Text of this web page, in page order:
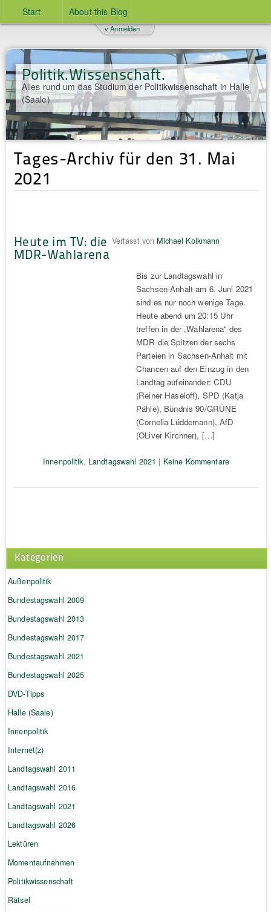
Start About this Blog
Politik.Wissenschaft.
Alles rund um das Studium der Politikwissenschaft in Halle
(Saale)
v Anmelden
Tages-Archiv für den 31. Mai
2021
Heute im TV: die
MDR-Wahlarena
Verfasst von Michael Kolkmann
Bis zur Landtagswahl in
Sachsen-Anhalt am 6. Juni 2021
sind es nur noch wenige Tage.
Heute abend um 20:15 Uhr
treffen in der „Wahlarena“ des
MDR die Spitzen der sechs
Parteien in Sachsen-Anhalt mit
Chancen auf den Einzug in den
Landtag aufeinander: CDU
(Reiner Haseloff), SPD (Katja
Pähle), Bündnis 90/GRÜNE
(Cornelia Lüddemann), AfD
(OLiver Kirchner), […]
Innenpolitik, Landtagswahl 2021 | Keine Kommentare
Kategorien
Außenpolitik
Bundestagswahl 2009
Bundestagswahl 2013
Bundestagswahl 2017
Bundestagswahl 2021
Bundestagswahl 2025
DVD-Tipps
Halle (Saale)
Innenpolitik
Internet(z)
Landtagswahl 2011
Landtagswahl 2016
Landtagswahl 2021
Landtagswahl 2026
Lektüren
Momentaufnahmen
Politikwissenschaft
Rätsel